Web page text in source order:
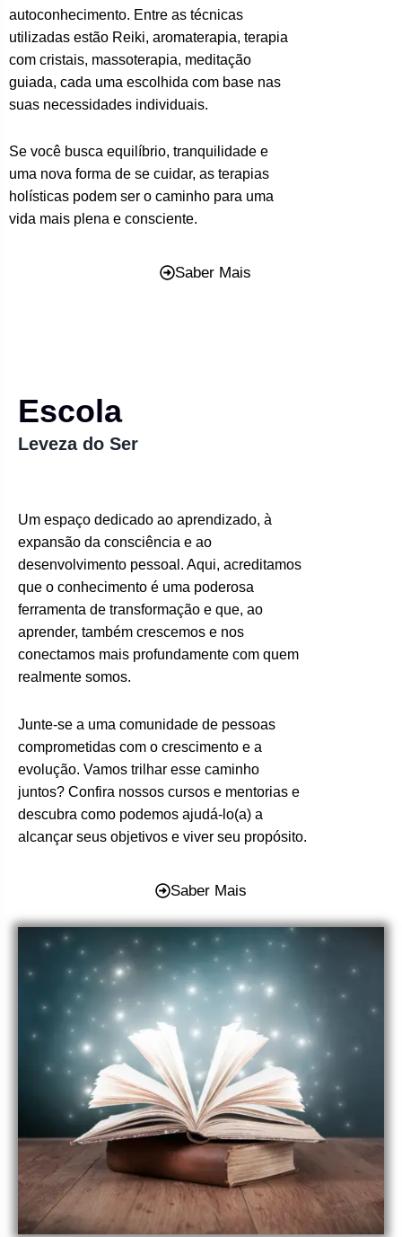
autoconhecimento. Entre as técnicas
utilizadas estão Reiki, aromaterapia, terapia
com cristais, massoterapia, meditação
guiada, cada uma escolhida com base nas
suas necessidades individuais.
Se você busca equilíbrio, tranquilidade e
uma nova forma de se cuidar, as terapias
holísticas podem ser o caminho para uma
vida mais plena e consciente.
Saber Mais
Escola
Leveza do Ser
Um espaço dedicado ao aprendizado, à
expansão da consciência e ao
desenvolvimento pessoal. Aqui, acreditamos
que o conhecimento é uma poderosa
ferramenta de transformação e que, ao
aprender, também crescemos e nos
conectamos mais profundamente com quem
realmente somos.
Junte-se a uma comunidade de pessoas
comprometidas com o crescimento e a
evolução. Vamos trilhar esse caminho
juntos? Confira nossos cursos e mentorias e
descubra como podemos ajudá-lo(a) a
alcançar seus objetivos e viver seu propósito.
Saber Mais